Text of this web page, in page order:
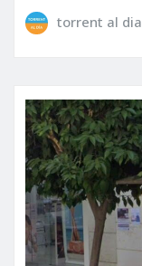
torrent al dia